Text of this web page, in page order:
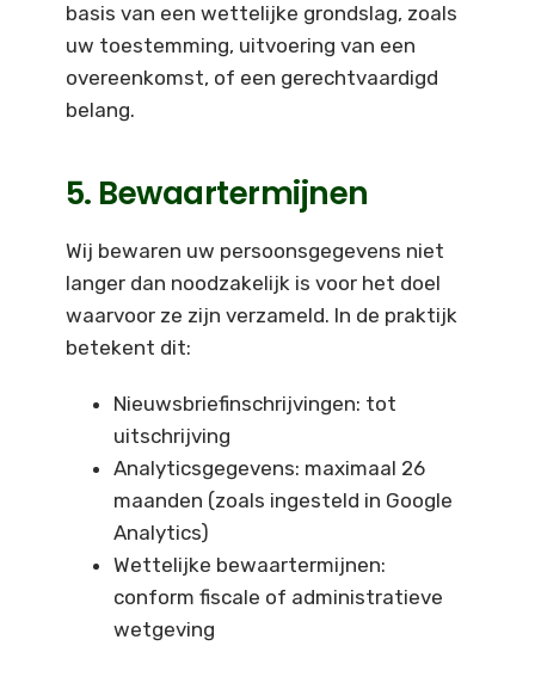
basis van een wettelijke grondslag, zoals
uw toestemming, uitvoering van een
overeenkomst, of een gerechtvaardigd
belang.
5. Bewaartermijnen
Wij bewaren uw persoonsgegevens niet
langer dan noodzakelijk is voor het doel
waarvoor ze zijn verzameld. In de praktijk
betekent dit:
Nieuwsbriefinschrijvingen: tot
uitschrijving
Analyticsgegevens: maximaal 26
maanden (zoals ingesteld in Google
Analytics)
Wettelijke bewaartermijnen:
conform fiscale of administratieve
wetgeving